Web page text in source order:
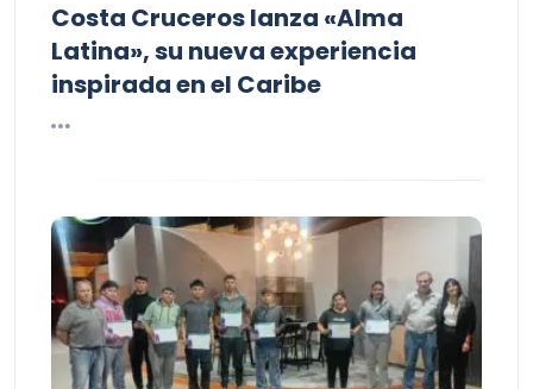
Costa Cruceros lanza «Alma
Latina», su nueva experiencia
inspirada en el Caribe